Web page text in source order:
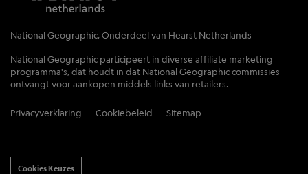
National Geographic, Onderdeel van Hearst Netherlands
National Geographic participeert in diverse affiliate marketing
programma's, dat houdt in dat National Geographic commissies
ontvangt voor aankopen middels links van retailers.
Privacyverklaring Cookiebeleid Sitemap
Cookies Keuzes